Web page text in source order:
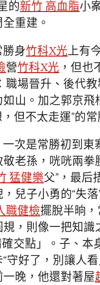
的新竹 高血脂小
重建。
身竹科X光上有
營竹科X光 ，但也
職場晉升、後代
山。加之郭京飛
但不太走運”的常
次是常勝初到東
老孫，咣咣兩拳
猛健樂父”，最后
兒子小勇的“失落
職健檢擺脫半晌
，則像一把知識
交點」。子、本
守好了，別讓人
晚，他還對著屋